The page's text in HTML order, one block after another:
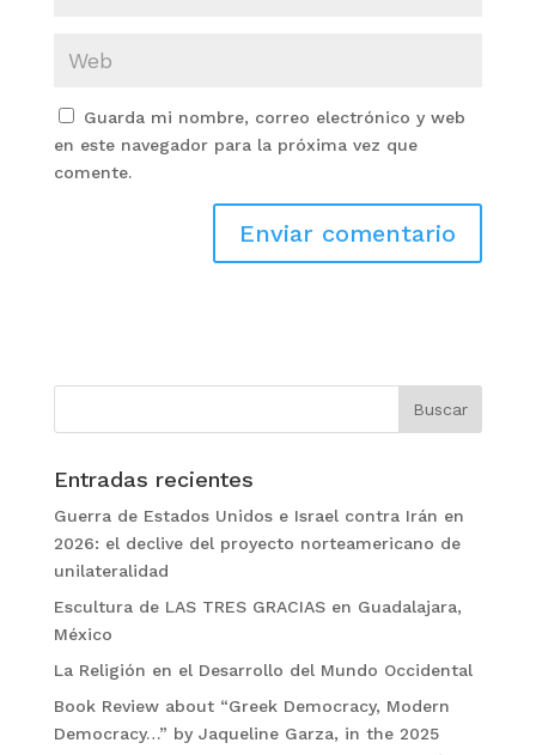
Guarda mi nombre, correo electrónico y web
en este navegador para la próxima vez que
comente.
Entradas recientes
Guerra de Estados Unidos e Israel contra Irán en
2026: el declive del proyecto norteamericano de
unilateralidad
Escultura de LAS TRES GRACIAS en Guadalajara,
México
La Religión en el Desarrollo del Mundo Occidental
Book Review about “Greek Democracy, Modern
Democracy…” by Jaqueline Garza, in the 2025